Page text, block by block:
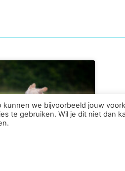
we bijvoorbeeld jouw
te gebruiken. Wil je dit niet dan